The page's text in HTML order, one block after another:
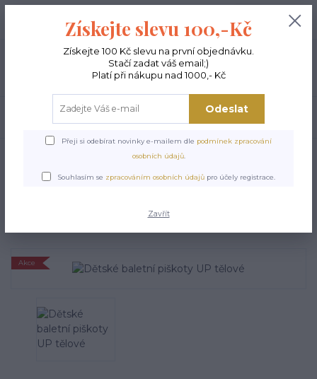
Po - Pá 9-15:00 0,00 Kč
TANEČNÍ BOTY A PIŠKOTY Dětské baletní piškoty UP tělové
Dětské baletní piškoty UP
tělové
Akce
Získejte slevu 100,-Kč
Získejte 100 Kč slevu na první objednávku.
Stačí zadat váš email;)
Platí při nákupu nad 1000,- Kč
Odeslat
Přeji si odebírat novinky e-mailem dle podmínek zpracování
osobních údajů.
Souhlasím se zpracováním osobních údajů pro účely registrace.
Zavřít